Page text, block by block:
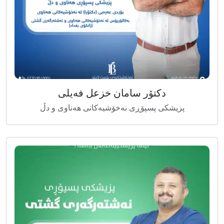
دکتۆر سامان خزعل فەیلی
پزیشکی پسپۆڕی نەخۆشیەکانی هەناوی و دڵ